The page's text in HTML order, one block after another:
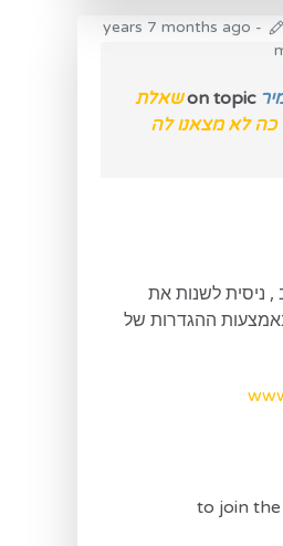
-
on topic
שאלת
כה לא מצאנו לה
ניסית לשנות את
ההגדרות של
to join the